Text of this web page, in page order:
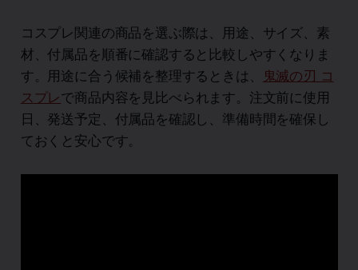
コスプレ関連の商品を選ぶ際は、用途、サイズ、素
材、付属品を順番に確認すると比較しやすくなりま
す。用途に合う候補を整理するときは、
鬼滅の刃 コ
スプレで商品内容を見比べられます。注文前に使用
日、発送予定、付属品を確認し、準備時間を確保し
ておくと安心です。